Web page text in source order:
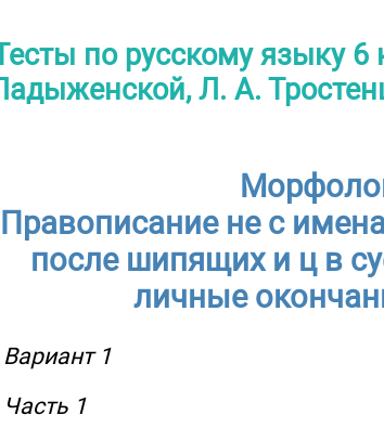
по русскому языку 6
Л. А.
Правописание не с
после шипящих и ц в
личные
Вариант 1
Часть 1